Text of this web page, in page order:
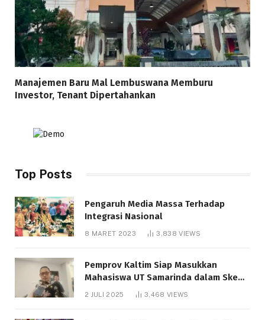
Manajemen Baru Mal Lembuswana Memburu
Investor, Tenant Dipertahankan
Top Posts
Pengaruh Media Massa Terhadap
Integrasi Nasional
8 MARET 2023 3,838VIEWS
Pemprov Kaltim Siap Masukkan
Mahasiswa UT Samarinda dalam Skema
Bantuan Pendidikan Gratispol
2 JULI 2025 3,468 VIEWS